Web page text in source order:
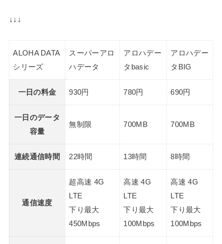
↓↓↓
ALOHA DATA
シリーズ
スーパーアロ
ハデータ
アロハデー
タ basic
アロハデー
タ BIG
一日の料金 930円 780円 690円
一日のデータ
容量
無制限 700MB 700MB
連続通信時間 22時間 13時間 8時間
通信速度
超高速 4G
LTE
下り最大
450Mbps
高速 4G
LTE
下り最大
100Mbps
高速 4G
LTE
下り最大
100Mbps